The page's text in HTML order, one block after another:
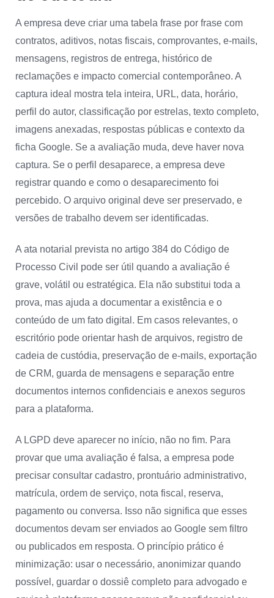
A empresa deve criar uma tabela frase por frase com
contratos, aditivos, notas fiscais, comprovantes, e-mails,
mensagens, registros de entrega, histórico de
reclamações e impacto comercial contemporâneo. A
captura ideal mostra tela inteira, URL, data, horário,
perfil do autor, classificação por estrelas, texto completo,
imagens anexadas, respostas públicas e contexto da
ficha Google. Se a avaliação muda, deve haver nova
captura. Se o perfil desaparece, a empresa deve
registrar quando e como o desaparecimento foi
percebido. O arquivo original deve ser preservado, e
versões de trabalho devem ser identificadas.
A ata notarial prevista no artigo 384 do Código de
Processo Civil pode ser útil quando a avaliação é
grave, volátil ou estratégica. Ela não substitui toda a
prova, mas ajuda a documentar a existência e o
conteúdo de um fato digital. Em casos relevantes, o
escritório pode orientar hash de arquivos, registro de
cadeia de custódia, preservação de e-mails, exportação
de CRM, guarda de mensagens e separação entre
documentos internos confidenciais e anexos seguros
para a plataforma.
A LGPD deve aparecer no início, não no fim. Para
provar que uma avaliação é falsa, a empresa pode
precisar consultar cadastro, prontuário administrativo,
matrícula, ordem de serviço, nota fiscal, reserva,
pagamento ou conversa. Isso não significa que esses
documentos devam ser enviados ao Google sem filtro
ou publicados em resposta. O princípio prático é
minimização: usar o necessário, anonimizar quando
possível, guardar o dossiê completo para advogado e